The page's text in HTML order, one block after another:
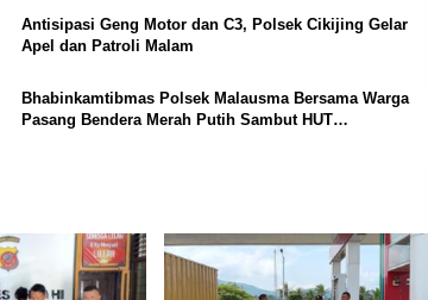
Antisipasi Geng Motor dan C3, Polsek Cikijing Gelar
Apel dan Patroli Malam
Bhabinkamtibmas Polsek Malausma Bersama Warga
Pasang Bendera Merah Putih Sambut HUT